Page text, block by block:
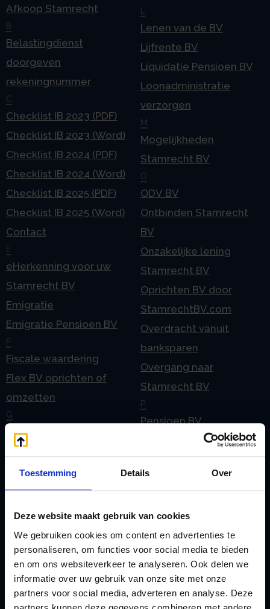
Toestemming Details Over
Deze website maakt gebruik van cookies
We gebruiken cookies om content en advertenties te
personaliseren, om functies voor social media te bieden
en om ons websiteverkeer te analyseren. Ook delen we
informatie over uw gebruik van onze site met onze
partners voor social media, adverteren en analyse. Deze
Afkoop Stamrecht
B
Belastingdienst
doorgeven
rekeningnummer
C
Checklist IB 2023 (PDF)
Checklist IB 2023 (Word)
Checklist IB 2024 (PDF)
Checklist IB 2024 (Word)
Checklist IB 2025 (PDF)
Checklist IB 2025 (Word)
Contact
E
eHerkenning voor uw
Stamrecht BV
Emigratie
Emigratie Pensioen BV
F
Fiscale waardering
Flex BV oprichten of
omzetten
G
Geleidebiljet jaarstukken
2023
Geleidebiljet jaarstukken
2024
Handleiding aanleveren
2023
Handleiding aanleveren
Lenen van de BV
Lijfrente BV
Liquidatie Pensioen BV
Loonadministratie
verzorgen
M
Mogelijkheden
Stamrecht BV
O
ODV BV
Ontbinden Stamrecht
BV
Onzakelijke lening
Stamrecht BV
Oprichten BV door
StamrechtBV.com
Overdracht vanuit
banksparen
Overgang naar
Stamrecht BV
P
Pensioen BV
Pensioen BV bij
overlijden
Pensioen BV en
Pensioen in de
jaarrekening
Prijslijst
Spaar BV presentatie